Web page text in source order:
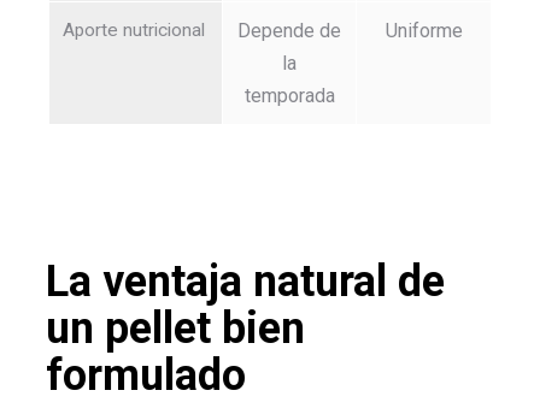
Aporte nutricional
Depende de
la
temporada
Uniforme
La ventaja natural de
un pellet bien
formulado